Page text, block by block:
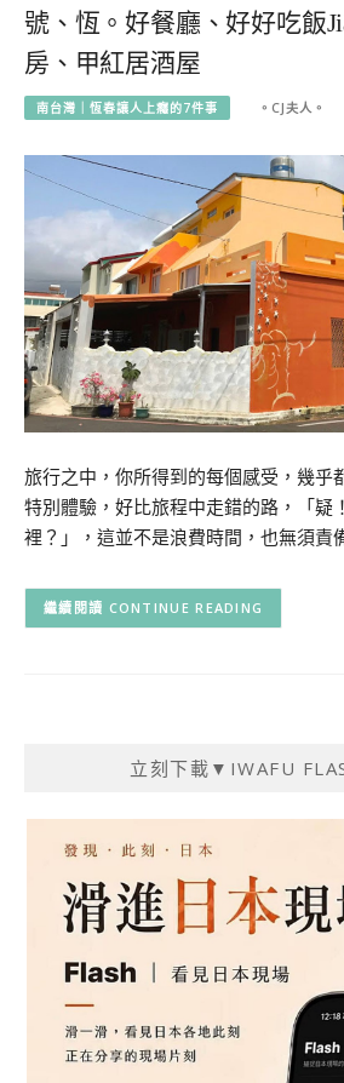
號、恆。好餐廳、好好吃飯
房、甲紅居酒屋
南台灣｜恆春讓人上癮的7件事 。CJ夫人。
旅行之中，你所得到的每個感受，幾乎
特別體驗，好比旅程中走錯的路，「疑
裡？」，這並不是浪費時間，也無須責
CONTINUE READING
立刻下載▼IWAFU